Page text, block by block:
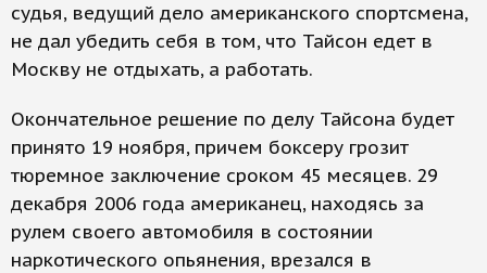
судья, ведущий дело американского спортсмена,
не дал убедить себя в том, что Тайсон едет в
Москву не отдыхать, а работать.
Окончательное решение по делу Тайсона будет
принято 19 ноября, причем боксеру грозит
тюремное заключение сроком 45 месяцев. 29
декабря 2006 года американец, находясь за
рулем своего автомобиля в состоянии
наркотического опьянения, врезался в